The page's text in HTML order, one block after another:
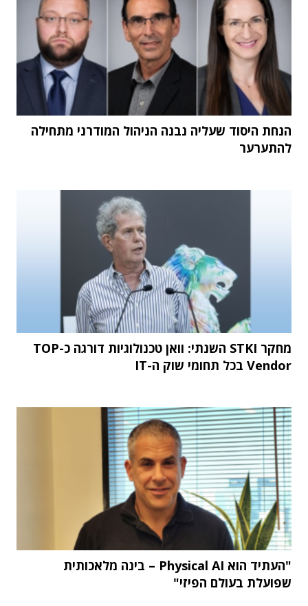
הנחת היסוד שעליה נבנה הניהול המודרני מתחילה
להתערער
מחקר STKI השנתי: וואן טכנולוגיות דורגה כ-TOP
Vendor בכל תחומי שוק ה-IT
"העתיד הוא Physical AI – בינה מלאכותית
שפועלת בעולם הפיזי"